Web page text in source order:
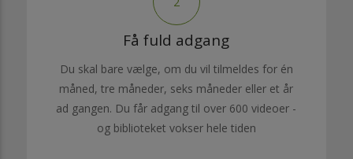
Få fuld adgang
Du skal bare vælge, om du vil tilmeldes for én
måned, tre måneder, seks måneder eller et år
ad gangen. Du får adgang til over 600 videoer -
og biblioteket vokser hele tiden